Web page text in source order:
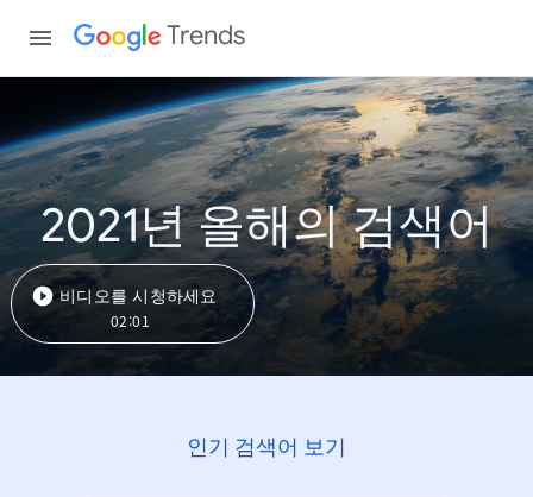
Trends
2021년 올해의 검색어
비디오를 시청하세요
02:01
인기 검색어 보기